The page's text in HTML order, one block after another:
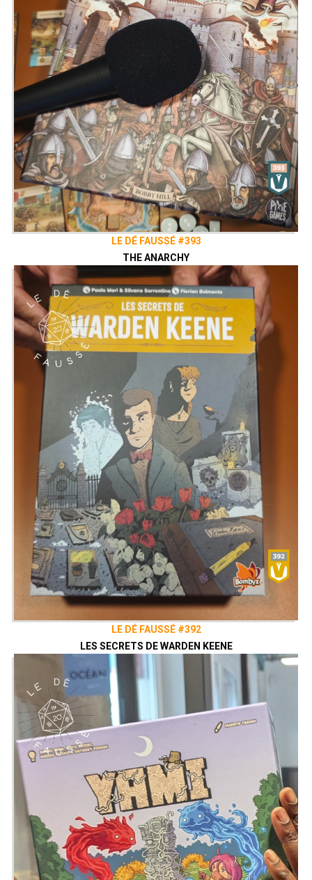
LE DÉ FAUSSÉ #393
THE ANARCHY
LE DÉ FAUSSÉ #392
LES SECRETS DE WARDEN KEENE